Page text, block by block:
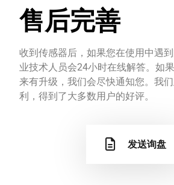
售后完善
收到传感器后，如果您在使用中遇
业技术人员会24小时在线解答。如
来有升级，我们会尽快通知您。我
利，得到了大多数用户的好评。
发送询盘